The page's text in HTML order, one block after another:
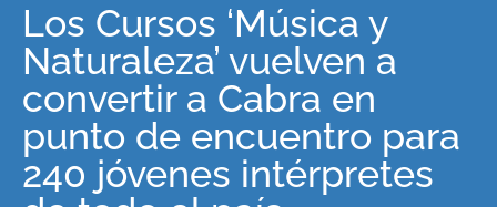
Los Cursos ‘Música y
Naturaleza’ vuelven a
convertir a Cabra en
punto de encuentro para
240 jóvenes intérpretes